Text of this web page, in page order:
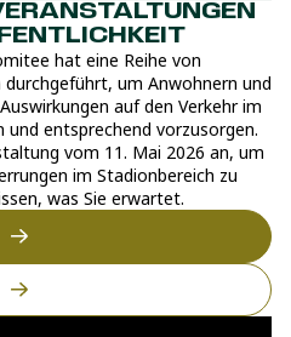
hat eine Reihe von
um Anwohnern und
auf den Verkehr im
entsprechend vorzusorgen.
vom 11. Mai 2026 an, um
im Stadionbereich zu
was Sie erwartet.